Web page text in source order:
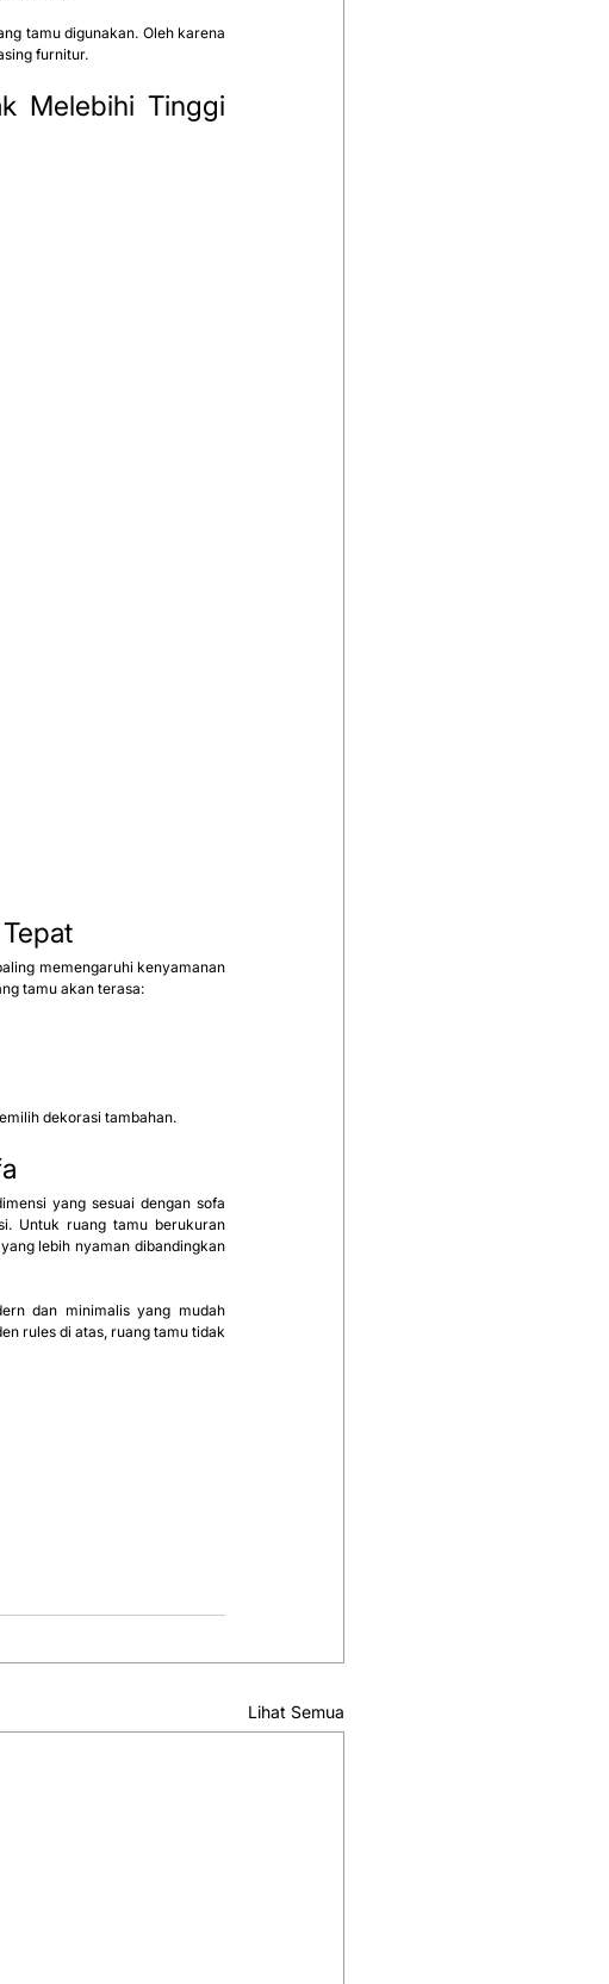
tamu digunakan. Oleh karena
furnitur.
Melebihi Tinggi
memengaruhi kenyamanan
tamu akan terasa:
dekorasi tambahan.
yang sesuai dengan sofa
Untuk ruang tamu berukuran
lebih nyaman dibandingkan
dan minimalis yang mudah
rules di atas, ruang tamu tidak
Lihat Semua